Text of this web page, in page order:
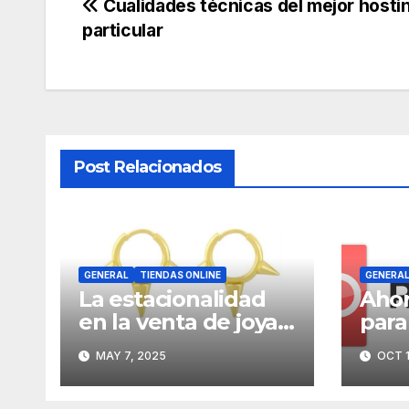
Navegación
de
entradas
Cualidades técnicas del mejor
particular
Post Relacionados
GENERAL TIENDAS ONLINE
La estacionalidad
en la venta de joyas
por mayor: cómo
planificar
estratégicamente
MAY 7, 2025
GENERAL
OCT